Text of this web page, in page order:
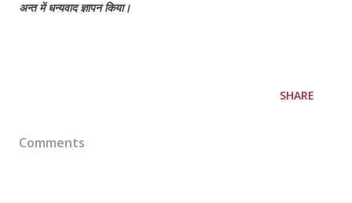
अन्त में धन्यवाद ज्ञापन किया।
SHARE
Comments